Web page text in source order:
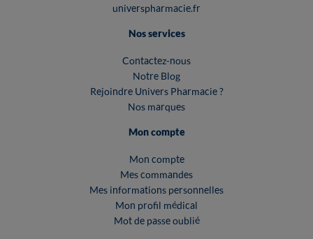
universpharmacie.fr
Nos services
Contactez-nous
Notre Blog
Rejoindre Univers Pharmacie ?
Nos marques
Mon compte
Mon compte
Mes commandes
Mes informations personnelles
Mon profil médical
Mot de passe oublié